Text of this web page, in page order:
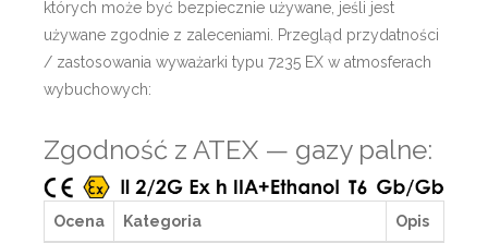
których może być bezpiecznie używane, jeśli jest
używane zgodnie z zaleceniami. Przegląd przydatności
/ zastosowania wyważarki typu 7235 EX w atmosferach
wybuchowych:
Zgodność z ATEX — gazy palne:
Ocena Kategoria Opis